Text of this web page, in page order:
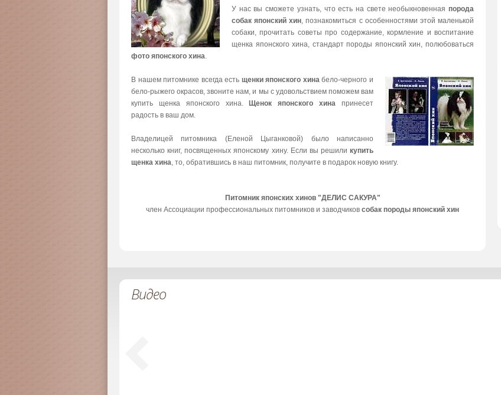
У нас вы сможете узнать, что есть на свете необыкновенная порода
собак японский хин, познакомиться с особенностями этой маленькой
собаки, прочитать советы про содержание, кормление и воспитание
щенка японского хина, стандарт породы японский хин, полюбоваться
фото японского хина.
В нашем питомнике всегда есть щенки японского хинабело-черного и
бело-рыжего окрасов, звоните нам, и мы с удовольствием поможем вам
купить щенка японского хина.
Щенок японского хина принесет
радость в ваш дом.
Владелицей питомника (Еленой Цыганковой) было написанно
несколько книг, посвященных японскому хину. Если вы решили купить
щенка хина, то, обратившись в наш питомник, получите в подарок новую книгу.
Питомник японских хинов "ДЕЛИС САКУРА"
член Ассоциации профессиональных питомников и заводчиков собак породы японский хин
Видео